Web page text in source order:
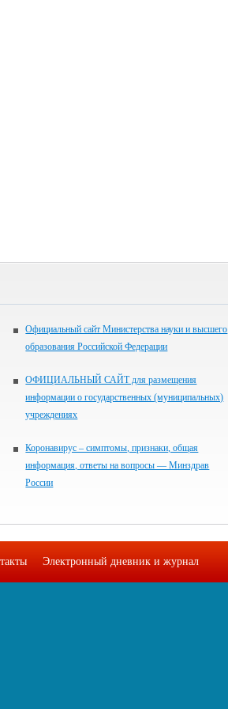
Официальный сайт Министерства науки и высшего
образования Российской Федерации
ОФИЦИАЛЬНЫЙ САЙТ для размещения
информации о государственных (муниципальных)
учреждениях
Коронавирус – симптомы, признаки, общая
информация, ответы на вопросы — Минздрав
России
Электронный дневник и журнал